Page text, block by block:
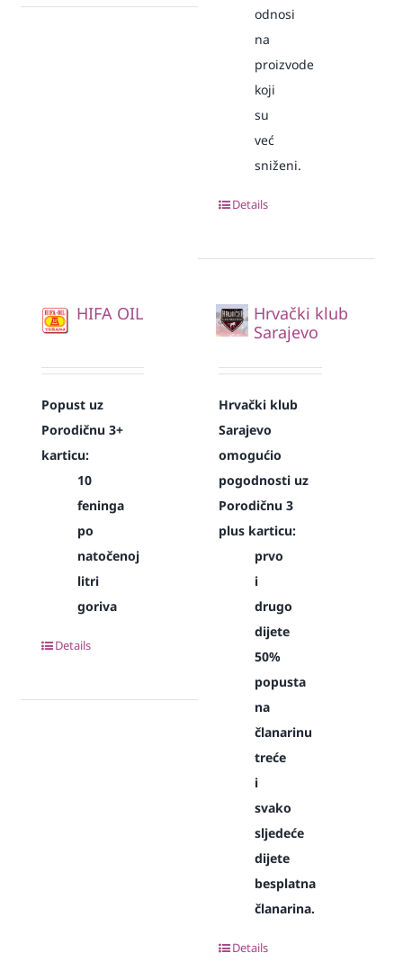
odnosi
na
proizvode
koji
su
već
sniženi.
Details
HIFA OIL
Popust uz
Porodičnu 3+
karticu:
10
feninga
po
natočenoj
litri
goriva
Details
Hrvački klub
Sarajevo
Hrvački klub
Sarajevo
omogućio
pogodnosti uz
Porodičnu 3
plus karticu:
prvo
i
drugo
dijete
50%
popusta
na
članarinu
treće
i
svako
sljedeće
dijete
besplatna
članarina.
Details